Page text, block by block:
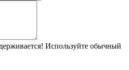
Используйте обычный